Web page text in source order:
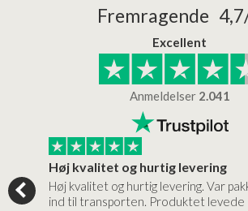
Fremragende
Excellent
Anmeldelser 2.041
Høj kvalitet og hurtig levering
Høj kvalitet og hurtig levering. Var
ind til transporten. Produktet